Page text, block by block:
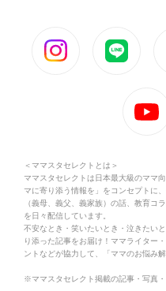
＜ママスタセレクトとは＞
ママスタセレクトは日本最大級のママ
マに寄り添う情報を」をコンセプトに
（義母、義父、義家族）の話、教育コ
を日々配信しています。
不安なとき・笑いたいとき・泣きたい
り添った記事をお届け！ママライター
ントなどが協力して、「ママのお悩み
※ママスタセレクト掲載の記事・写真